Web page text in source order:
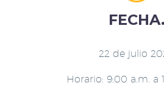
FECHA.
22 de julio
Horario: 9:00 a.m. a